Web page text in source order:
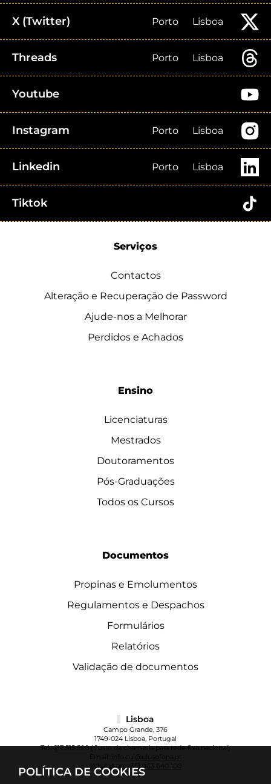
POLÍTICA DE COOKIES
X (Twitter) Porto Lisboa
Threads Porto Lisboa
Youtube
Instagram Porto Lisboa
Linkedin Porto Lisboa
Tiktok
Serviços
Contactos
Alteração e Recuperação de Password
Ajude-nos a Melhorar
Perdidos e Achados
Ensino
Licenciaturas
Mestrados
Doutoramentos
Pós-Graduações
Todos os Cursos
Documentos
Propinas e Emolumentos
Regulamentos e Despachos
Formulários
Relatórios
Validação de documentos
Lisboa
Campo Grande, 376
1749-024 Lisboa, Portugal
Tel.:217 515 500(Custo da chamada para rede fixa nacional)
info.cul@ulusofona.pt
WhatsApp:+351 963 640 100